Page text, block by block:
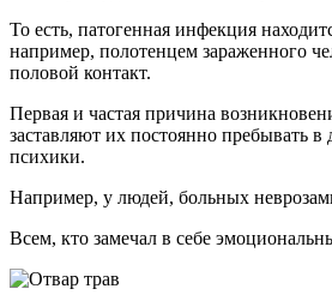
То есть, патогенная инфекция
например, полотенцем зараженного
половой контакт.
Первая и частая причина
заставляют их постоянно пребывать
психики.
Например, у людей, больных
Всем, кто замечал в себе